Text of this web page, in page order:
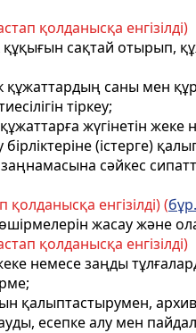
қолданысқа енгізілді)
сақтай отырып,
құжаттардың саны мен
тіркеу;
жүгінетін жеке
(істерге)
сәйкес
енгізілді) (
жасау және
қолданысқа енгізілді)
немесе заңды
қалыптастырумен,
есепке алу мен